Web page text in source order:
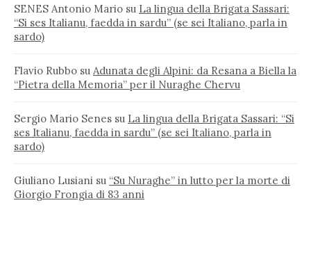
SENES Antonio Mario su La lingua della Brigata Sassari:
“Si ses Italianu, faedda in sardu” (se sei Italiano, parla in
sardo)
Flavio Rubbo su Adunata degli Alpini: da Resana a Biella la
“Pietra della Memoria” per il Nuraghe Chervu
Sergio Mario Senes su La lingua della Brigata Sassari: “Si
ses Italianu, faedda in sardu” (se sei Italiano, parla in
sardo)
Giuliano Lusiani su “Su Nuraghe” in lutto per la morte di
Giorgio Frongia di 83 anni